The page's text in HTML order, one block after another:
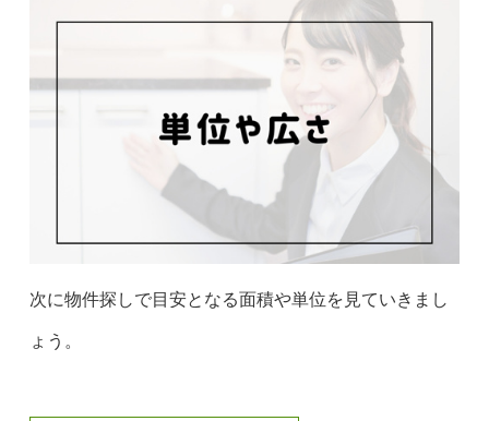
次に物件探しで目安となる面積や単位を見ていきまし
ょう。